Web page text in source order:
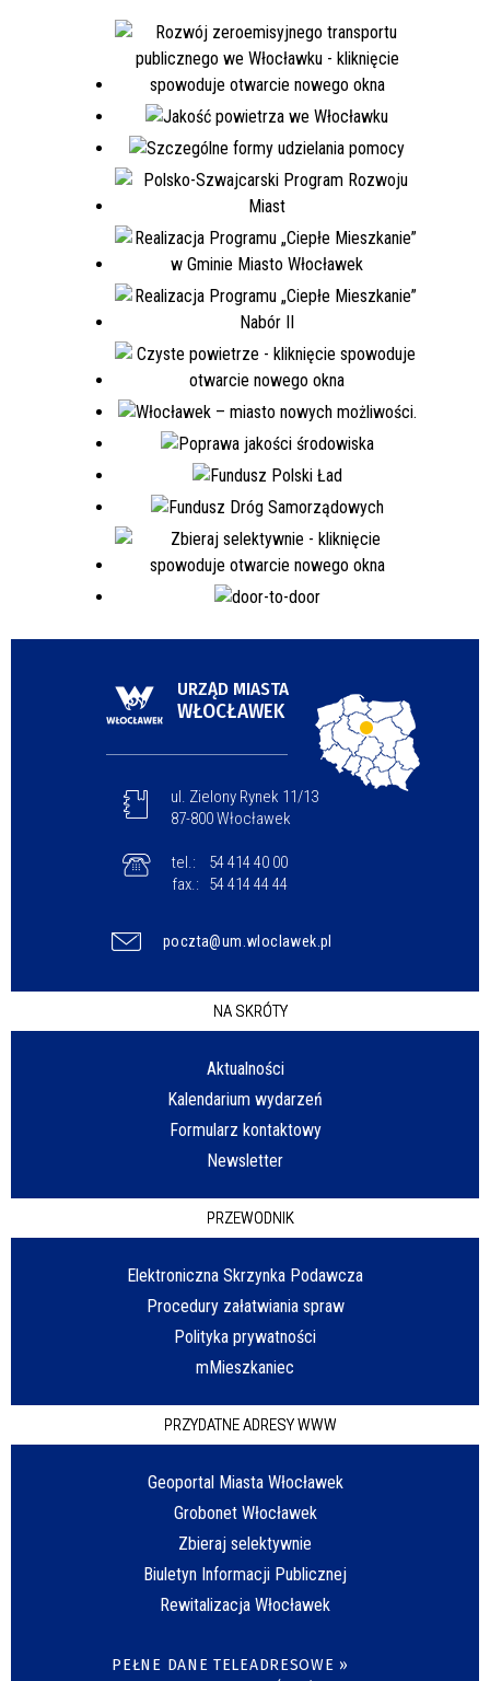
URZĄD MIASTA
WŁOCŁAWEK
ul. Zielony Rynek 11/13
87-800 Włocławek
tel.:
54 414 40 00
fax.:
54 414 44 44
poczta@um.wloclawek.pl
NA SKRÓTY
Aktualności
Kalendarium wydarzeń
Formularz kontaktowy
Newsletter
PRZEWODNIK
Elektroniczna Skrzynka Podawcza
Procedury załatwiania spraw
Polityka prywatności
mMieszkaniec
PRZYDATNE ADRESY WWW
Geoportal Miasta Włocławek
Grobonet Włocławek
Zbieraj selektywnie
Biuletyn Informacji Publicznej
Rewitalizacja Włocławek
PEŁNE DANE TELEADRESOWE »